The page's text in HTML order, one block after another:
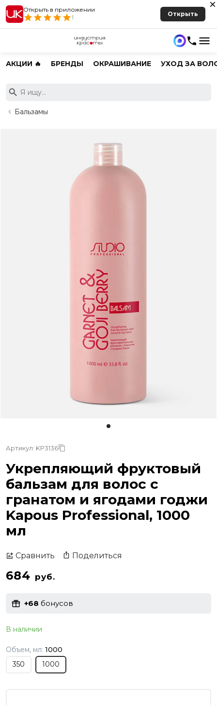
Открыть в приложении
1
Открыть
АКЦИИ 🔥 БРЕНДЫ ОКРАШИВАНИЕ УХОД ЗА
Бальзамы
Артикул: KP3136
Укрепляющий фруктовый
бальзам для волос с
гранатом и ягодами годжи
Kapous Professional, 1000
мл
Сравнить Поделиться
684 руб.
+68 бонусов
В наличии
Объем, мл: 1000
350
1000